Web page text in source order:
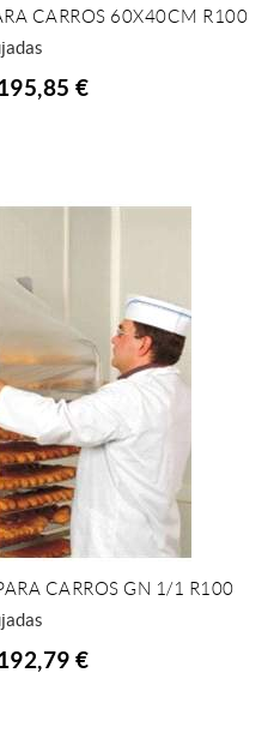
CARROS 60X40CM R100
€
CARROS GN 1/1 R100
€